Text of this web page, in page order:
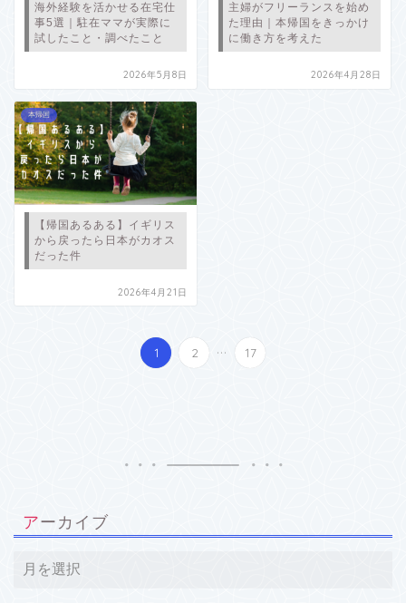
海外経験を活かせる在宅仕
事5選｜駐在ママが実際に
試したこと・調べたこと
2026年5月8日
主婦がフリーランスを始め
た理由｜本帰国をきっかけ
に働き方を考えた
2026年4月28日
本帰国
【帰国あるある】イギリス
から戻ったら日本がカオス
だった件
2026年4月21日
1 2 ... 17
アーカイブ